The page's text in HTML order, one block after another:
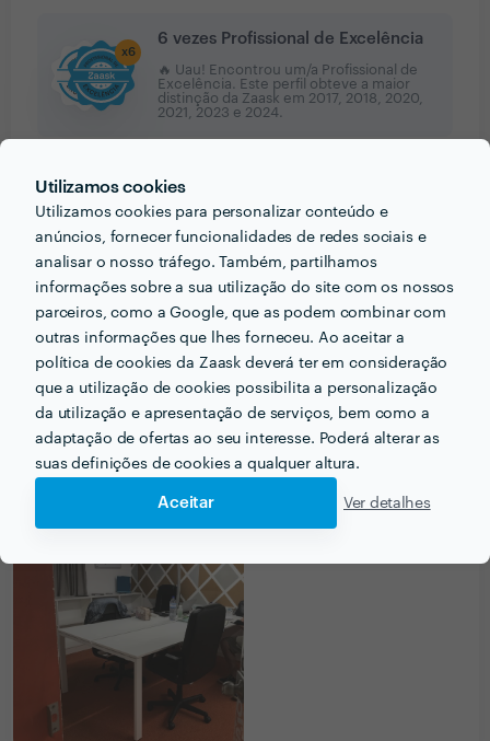
Utilizamos cookies
Utilizamos cookies para personalizar conteúdo e
anúncios, fornecer funcionalidades de redes sociais e
analisar o nosso tráfego. Também, partilhamos
informações sobre a sua utilização do site com os nossos
parceiros, como a Google, que as podem combinar com
outras informações que lhes forneceu. Ao aceitar a
política de cookies da Zaask deverá ter em consideração
que a utilização de cookies possibilita a personalização
da utilização e apresentação de serviços, bem como a
adaptação de ofertas ao seu interesse. Poderá alterar as
suas definições de cookies a qualquer altura.
Aceitar Ver detalhes
x6
6 vezes Profissional de Excelência
🔥 Uau! Encontrou um/a Profissional de
Excelência. Este perfil obteve a maior
distinção da Zaask em 2017, 2018, 2020,
2021, 2023 e 2024
PORTEFÓLIO